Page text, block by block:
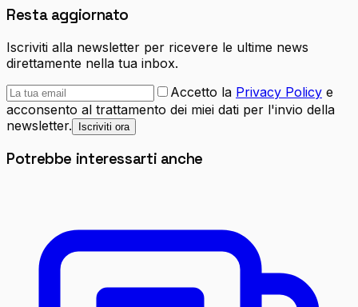
Resta aggiornato
Iscriviti alla newsletter per ricevere le ultime news
direttamente nella tua inbox.
Accetto la Privacy Policy e
acconsento al trattamento dei miei dati per l'invio della
newsletter.
Iscriviti ora
Potrebbe interessarti anche